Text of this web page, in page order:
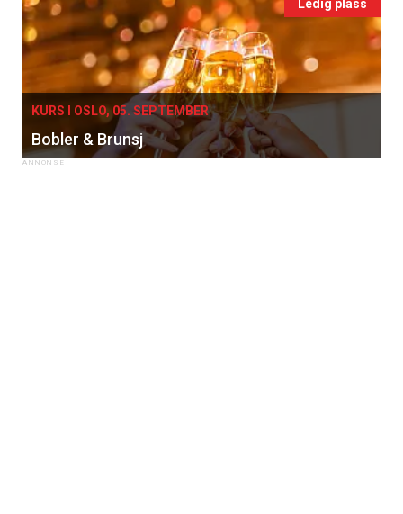
Ledig plass
KURS I OSLO, 05. SEPTEMBER
Bobler & Brunsj